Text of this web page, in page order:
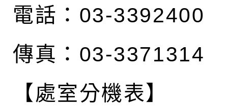
電話：03-3392400
傳真：03-3371314
【處室分機表】